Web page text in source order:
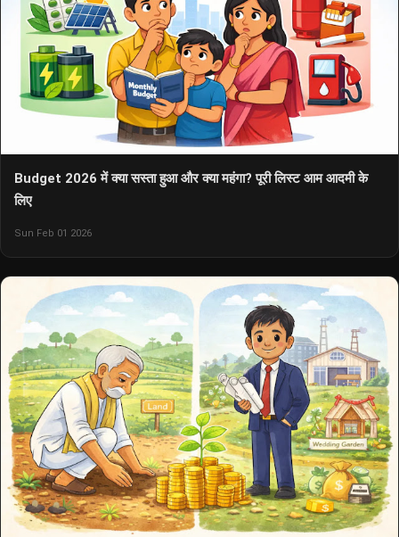
Budget 2026 में क्या सस्ता हुआ और क्या महंगा? पूरी लिस्ट आम आदमी के
लिए
Sun Feb 01 2026